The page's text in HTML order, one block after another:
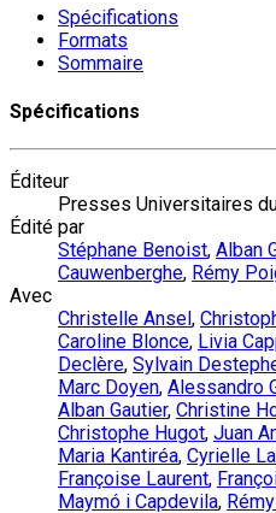
Spécifications
Formats
Sommaire
Spécifications
Éditeur
Presses Universitaires
Édité par
Stéphane Benoist, Alban
Cauwenberghe, Rémy
Avec
Christelle Ansel ,
Caroline Blonce, Livia
Declère, Sylvain
Marc Doyen, Alessandro
Alban Gautier, Christine
Christophe Hugot, Juan
Maria Kantiréa, Cyrielle
Françoise Laurent,
Maymó i Capdevila,